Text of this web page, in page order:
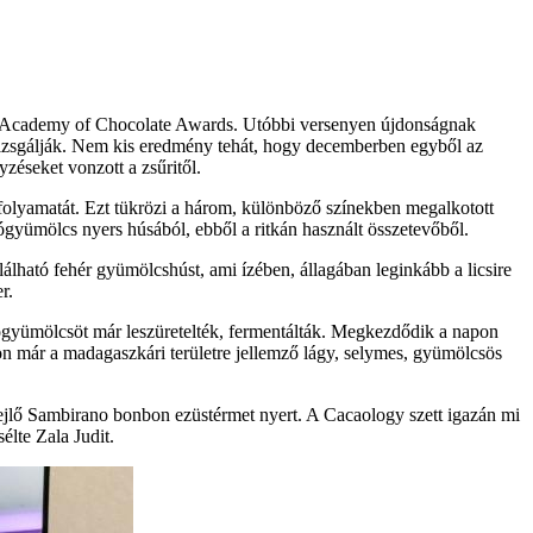
of Chocolate Awards. Utóbbi versenyen újdonságnak
Nem kis eredmény tehát, hogy decemberben egyből az
vonzott a zsűritől.
Ezt tükrözi a három, különböző színekben megalkotott
nyers húsából, ebből a ritkán használt összetevőből.
fehér gyümölcshúst, ami ízében, állagában leginkább a licsire
már leszüretelték, fermentálták. Megkezdődik a napon
a madagaszkári területre jellemző lágy, selymes, gyümölcsös
Sambirano bonbon ezüstérmet nyert. A Cacaology szett igazán mi
Zala Judit.